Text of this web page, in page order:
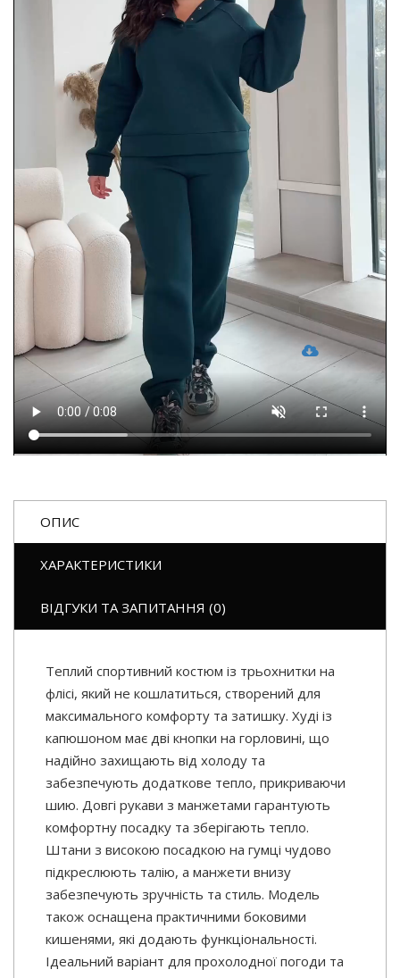
ОПИС
ХАРАКТЕРИСТИКИ
ВІДГУКИ ТА ЗАПИТАННЯ (0)
Теплий спортивний костюм із трьохнитки на
флісі, який не кошлатиться, створений для
максимального комфорту та затишку. Худі із
капюшоном має дві кнопки на горловині, що
надійно захищають від холоду та
забезпечують додаткове тепло, прикриваючи
шию. Довгі рукави з манжетами гарантують
комфортну посадку та зберігають тепло.
Штани з високою посадкою на гумці чудово
підкреслюють талію, а манжети внизу
забезпечують зручність та стиль. Модель
також оснащена практичними боковими
кишенями, які додають функціональності.
Ідеальний варіант для прохолодної погоди та